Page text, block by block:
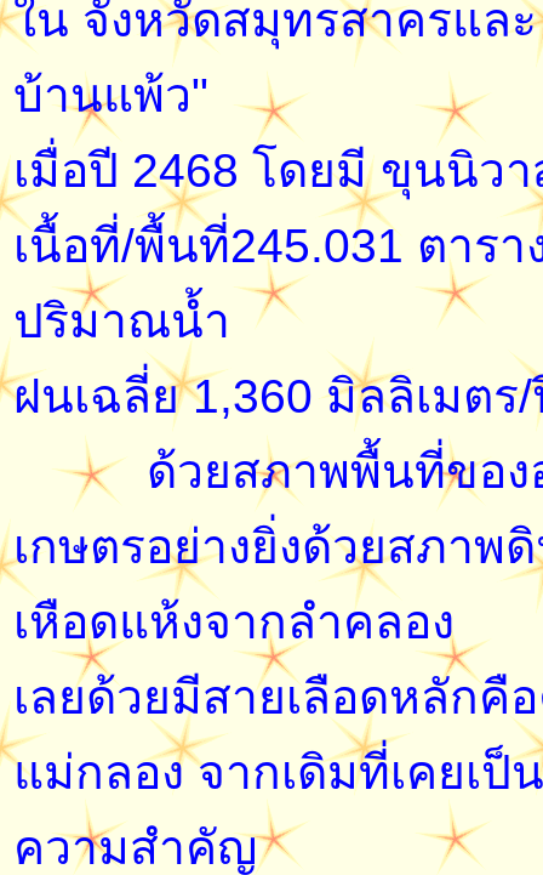
ใน จังหวัดสมุทรสาครแล
บ้านแพ้ว"
เมื่อปี 2468 โดยมี ขุนนิว
เนื้อที่/พื้นที่245.031 ตาร
ปริมาณน้ำ
ฝนเฉลี่ย 1,360 มิลลิเมต
ด้วยสภาพพื้นที่ของอำ
เกษตรอย่างยิ่งด้วยสภา
เหือดแห้งจากลำคลอง
เลยด้วยมีสายเลือดหลัก
แม่กลอง จากเดิมที่เคยเ
ความสำคัญ